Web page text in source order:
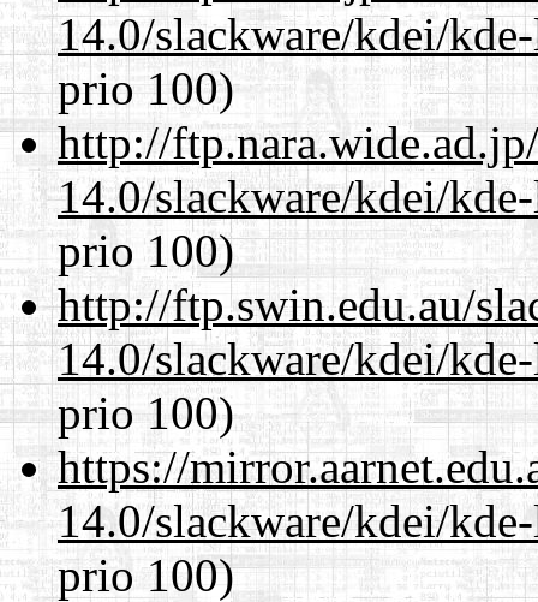
14.0/slackware/kdei/
prio 100)
http://
14.0/slackware/kdei/
prio 100)
http://ftp.swin.edu.au/
14.0/slackware/kdei/
prio 100)
https://
14.0/slackware/kdei/
prio 100)